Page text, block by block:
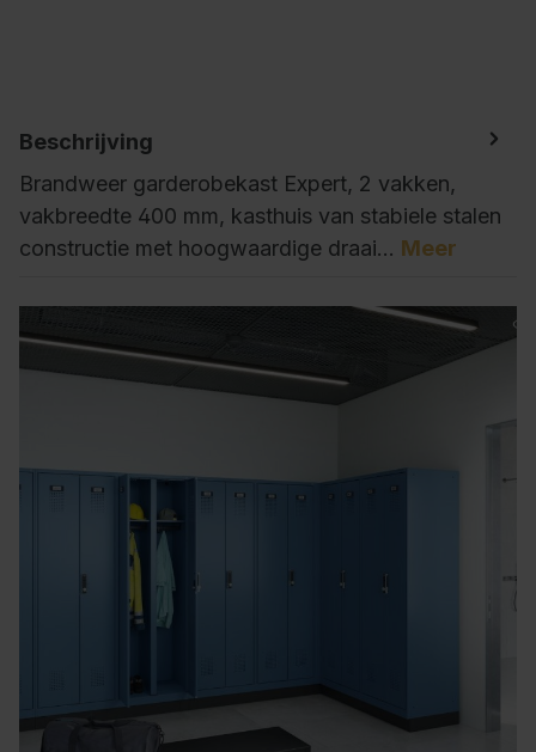
Beschrijving
Brandweer garderobekast Expert, 2 vakken,
vakbreedte 400 mm, kasthuis van stabiele stalen
constructie met hoogwaardige draai… Meer